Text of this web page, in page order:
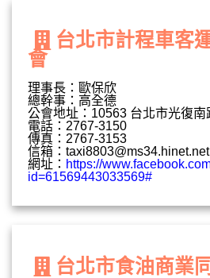
台北市計程車客
會
理事長：歐保欣
總幹事：高全德
公會地址：10563 台北市光復
電話：2767-3150
傳真：2767-3153
信箱： taxi8803@ms34.hinet.net
網址： https://
id=61569443033569#
台北市食油商業